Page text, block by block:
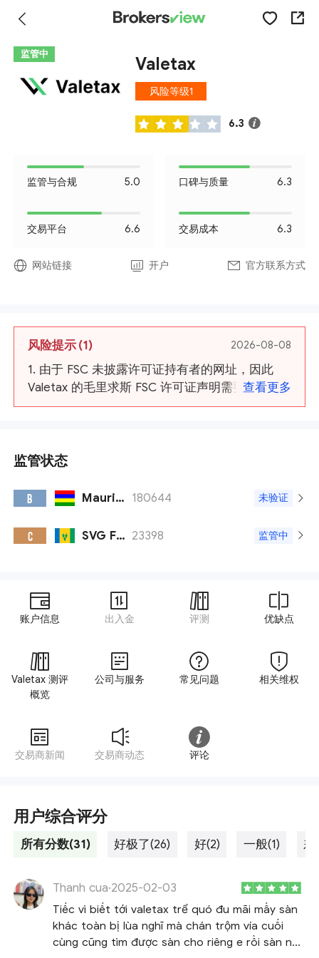
监管中 Valetax
风险等级1
6.3
监管与合规 5.0 口碑与质量 6.3
交易平台 6.6 交易成本 6.3
网站链接 开户 官方联系方式
风险提示(1) 2026-08-08
1. 由于 FSC 未披露许可证持有者的网址，因此
Valetax 的毛里求斯 FSC 许可证声明需要验证。
查看更多
监管状态
B Mauritius FSC 180644 未验证
C SVG FSA 23398 监管中
账户信息 出入金 评测 优缺点
Valetax 测评
概览
公司与服务 常见问题 相关维权
交易商新闻 交易商动态 评论
用户综合评分
所有分数(31) 好极了(26) 好(2) 一般(1) 差
Thanh cua·2025-02-03
Tiếc vì biết tới valetax trể quó đu mãi mấy sàn
khác toàn bị lùa nghĩ mà chán trộm vía cuối
cùng cũng tìm được sàn cho riêng e rồi sàn này